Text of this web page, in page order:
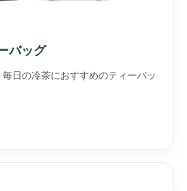
バッグ
日の冷茶におすすめのティーバッ